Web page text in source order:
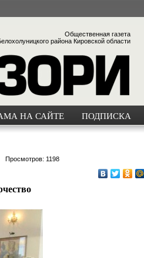
Общественная газета
района Кировской области
НА САЙТЕ ПОДПИСКА
Просмотров: 1198